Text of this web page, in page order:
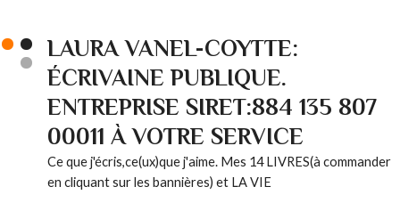
LAURA VANEL-COYTTE:
ÉCRIVAINE PUBLIQUE.
ENTREPRISE SIRET:884 135 807
00011 À VOTRE SERVICE
Ce que j'écris,ce(ux)que j'aime. Mes 14 LIVRES(à commander
en cliquant sur les bannières) et LA VIE